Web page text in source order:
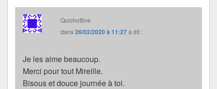
Quichottine
dans26/02/2020 à 11:27a dit :
Je les aime beaucoup.
Merci pour tout Mireille.
Bisous et douce journée à toi.